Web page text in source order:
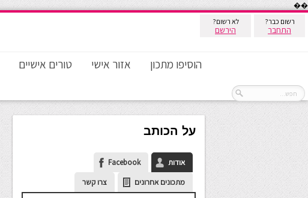
��
רשום כבר?
התחבר
לא רשום?
הירשם
הוסיפו מתכון אזור אישי טורים אישיים
על הכותב
אודות
Facebook
מתכונים אחרונים
צרו קשר